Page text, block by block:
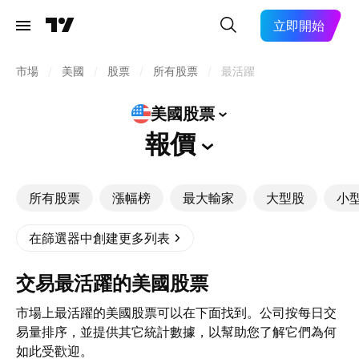
立即開始
市場 美國 股票 所有股票 最活躍
美國股票
報價
所有股票 漲幅榜 最大輸家 大型股 小
在篩選器中創建更多列表
交易最活躍的美國股票
市場上最活躍的美國股票可以在下面找到。公司按每日交
易量排序，並提供其它統計數據，以幫助您了解它們為何
如此受歡迎。